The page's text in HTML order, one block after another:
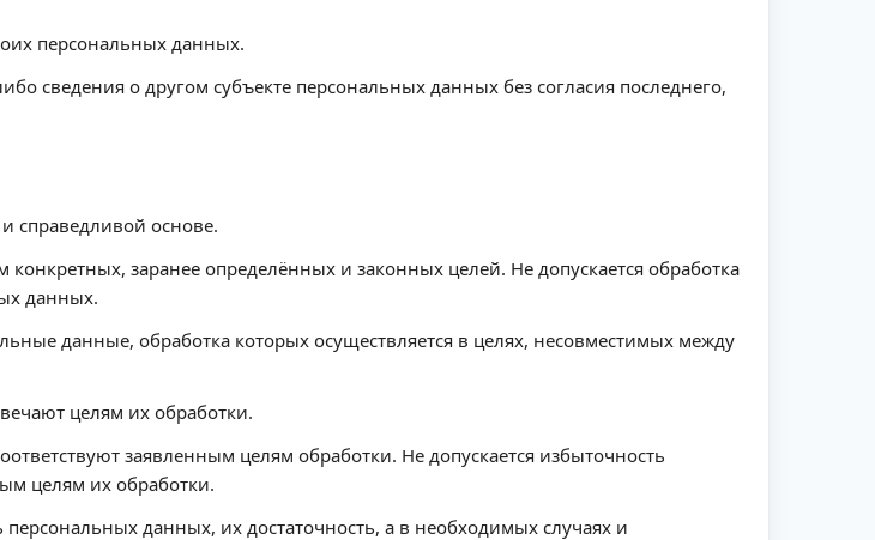
персональных данных.
сведения о другом субъекте персональных данных без согласия последнего,
справедливой основе.
заранее определённых и законных целей. Не допускается обработка
данных.
данные, обработка которых осуществляется в целях, несовместимых между
целям их обработки.
заявленным целям обработки. Не допускается избыточность
целям их обработки.
данных, их достаточность, а в необходимых случаях и